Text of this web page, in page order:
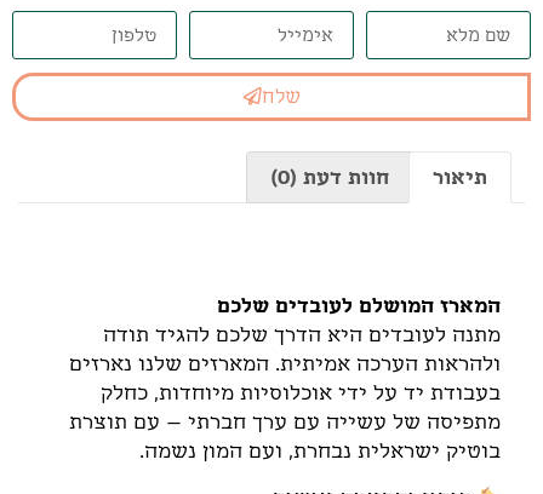
שלח
תיאור חוות דעת (0)
המארז המושלם לעובדים שלכם
מתנה לעובדים היא הדרך שלכם להגיד תודה
ולהראות הערכה אמיתית. המארזים שלנו נארזים
בעבודת יד על ידי אוכלוסיות מיוחדות, כחלק
מתפיסה של עשייה עם ערך חברתי – עם תוצרת
בוטיק ישראלית נבחרת, ועם המון נשמה.